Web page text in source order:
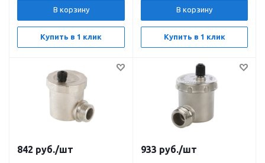
В корзину
Купить в 1 клик
В корзину
Купить в 1 клик
842 руб./шт 933 руб./шт